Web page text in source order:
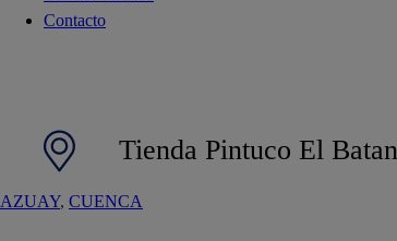
Contacto
Tienda Pintuco El Batan
AZUAY, CUENCA